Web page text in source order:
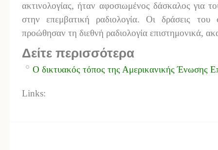
ακτινολογίας, ήταν αφοσιωμένος δάσκαλος για
στην επεμβατική ραδιολογία. Οι δράσεις του
προώθησαν τη διεθνή ραδιολογία επιστημονικά,
Δείτε περισσότερα
Ο δικτυακός τόπος της Αμερικανικής Ένωσης
Links: